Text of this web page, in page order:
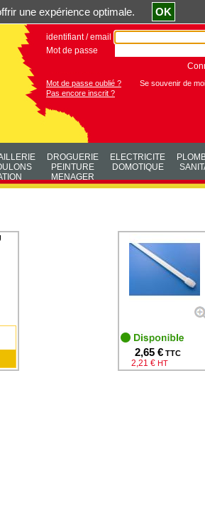
identifiant / email
Mot de passe
Mot de passe oublié ?
Se souvenir de moi
Pas encore inscrit ?
DROGUERIE
PEINTURE
MENAGER
ELECTRICITE
DOMOTIQUE
2,65 € TTC
2,21 € HT
une expérience optimale. OK